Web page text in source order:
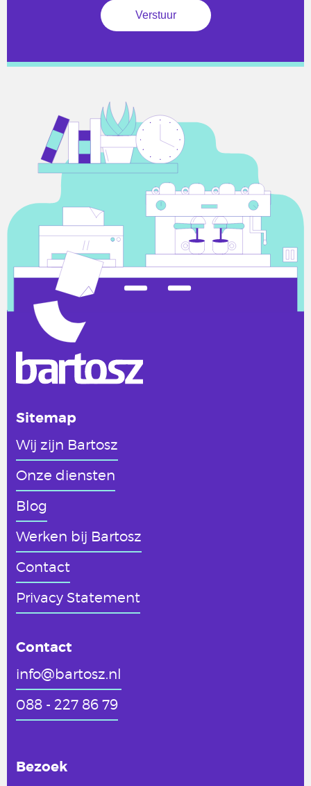
Sitemap
Wij zijn Bartosz
Onze diensten
Blog
Werken bij Bartosz
Contact
Privacy Statement
Contact
info@bartosz.nl
088 - 227 86 79
Bezoek